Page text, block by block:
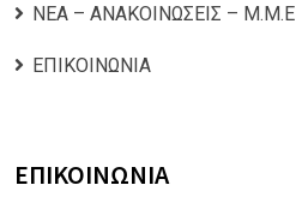
ΝΕΑ – ΑΝΑΚΟΙΝΩΣΕΙΣ – Μ.Μ.Ε
ΕΠΙΚΟΙΝΩΝΙΑ
ΕΠΙΚΟΙΝΩΝΙΑ